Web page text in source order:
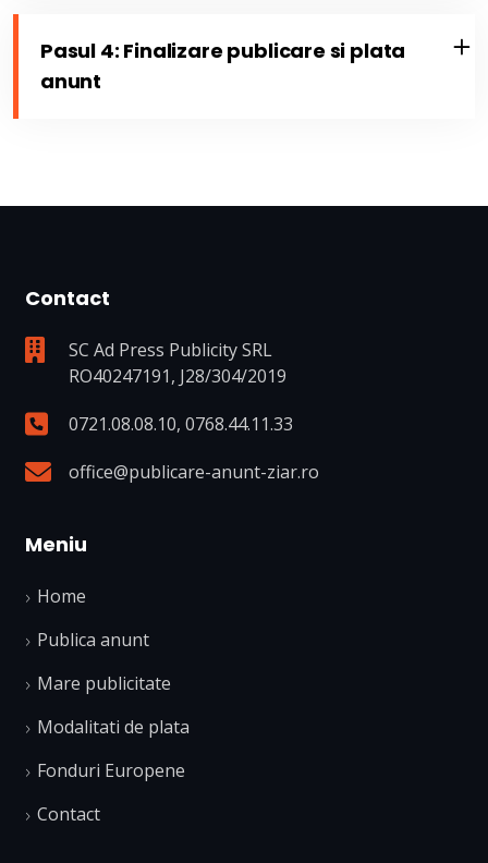
Pasul 4: Finalizare publicare si plata
anunt
Contact
SC Ad Press Publicity SRL
RO40247191, J28/304/2019
0721.08.08.10, 0768.44.11.33
office@publicare-anunt-ziar.ro
Meniu
Home
Publica anunt
Mare publicitate
Modalitati de plata
Fonduri Europene
Contact